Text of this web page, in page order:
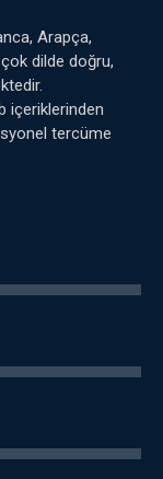
Arapça,
dilde doğru,
içeriklerinden
tercüme